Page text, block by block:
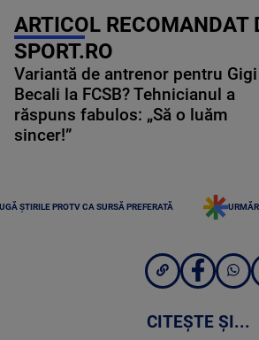
ARTICOL RECOMANDAT
SPORT.RO
Variantă de antrenor pentru Gigi
Becali la FCSB? Tehnicianul a
răspuns fabulos: „Să o luăm
sincer!”
ȘTIRILE PROTV CA SURSĂ PREFERATĂ
CITEȘTE ȘI...